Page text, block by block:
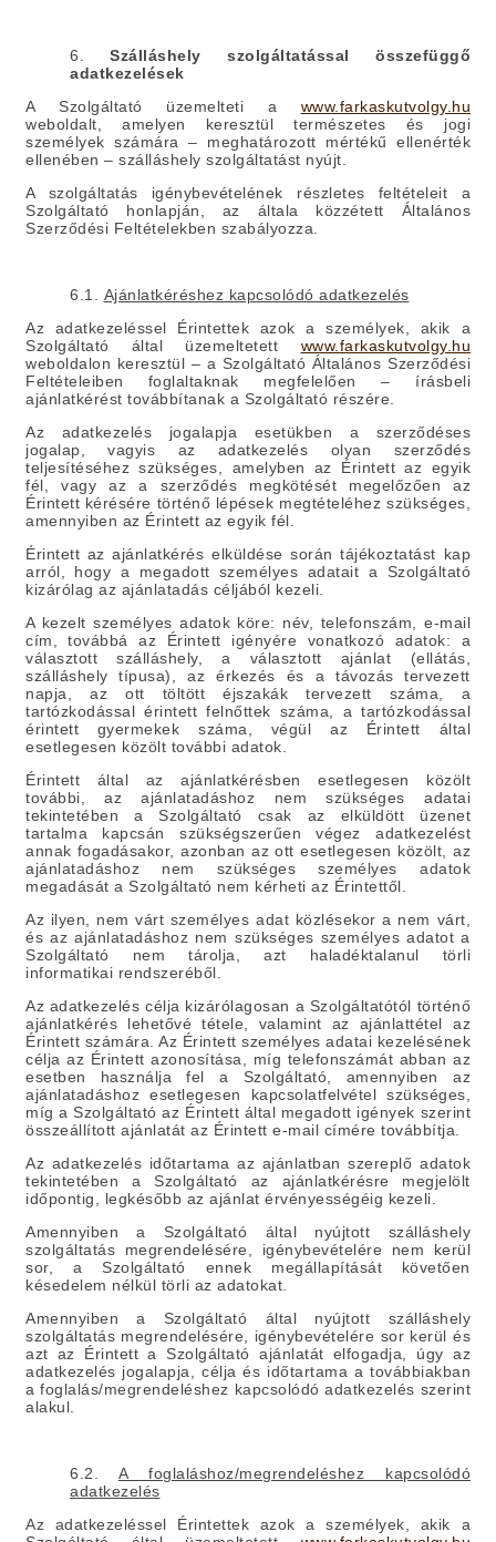
6.Szálláshely szolgáltatással összefüggő
adatkezelések
A Szolgáltató üzemelteti a www.farkaskutvolgy.hu
weboldalt, amelyen keresztül természetes és jogi
személyek számára – meghatározott mértékű ellenérték
ellenében – szálláshely szolgáltatást nyújt.
A szolgáltatás igénybevételének részletes feltételeit a
Szolgáltató honlapján, az általa közzétett Általános
Szerződési Feltételekben szabályozza.
6.1. Ajánlatkéréshez kapcsolódó adatkezelés
Az adatkezeléssel Érintettek azok a személyek, akik a
Szolgáltató által üzemeltetett www.farkaskutvolgy.hu
weboldalon keresztül – a Szolgáltató Általános Szerződési
Feltételeiben foglaltaknak megfelelően – írásbeli
ajánlatkérést továbbítanak a Szolgáltató részére.
Az adatkezelés jogalapja esetükben a szerződéses
jogalap, vagyis az adatkezelés olyan szerződés
teljesítéséhez szükséges, amelyben az Érintett az egyik
fél, vagy az a szerződés megkötését megelőzően az
Érintett kérésére történő lépések megtételéhez szükséges,
amennyiben az Érintett az egyik fél.
Érintett az ajánlatkérés elküldése során tájékoztatást kap
arról, hogy a megadott személyes adatait a Szolgáltató
kizárólag az ajánlatadás céljából kezeli.
A kezelt személyes adatok köre: név, telefonszám, e-mail
cím, továbbá az Érintett igényére vonatkozó adatok: a
választott szálláshely, a választott ajánlat (ellátás,
szálláshely típusa), az érkezés és a távozás tervezett
napja, az ott töltött éjszakák tervezett száma, a
tartózkodással érintett felnőttek száma, a tartózkodással
érintett gyermekek száma, végül az Érintett által
esetlegesen közölt további adatok.
Érintett által az ajánlatkérésben esetlegesen közölt
további, az ajánlatadáshoz nem szükséges adatai
tekintetében a Szolgáltató csak az elküldött üzenet
tartalma kapcsán szükségszerűen végez adatkezelést
annak fogadásakor, azonban az ott esetlegesen közölt, az
ajánlatadáshoz nem szükséges személyes adatok
megadását a Szolgáltató nem kérheti az Érintettől.
Az ilyen, nem várt személyes adat közlésekor a nem várt,
és az ajánlatadáshoz nem szükséges személyes adatot a
Szolgáltató nem tárolja, azt haladéktalanul törli
informatikai rendszeréből.
Az adatkezelés célja kizárólagosan a Szolgáltatótól történő
ajánlatkérés lehetővé tétele, valamint az ajánlattétel az
Érintett számára. Az Érintett személyes adatai kezelésének
célja az Érintett azonosítása, míg telefonszámát abban az
esetben használja fel a Szolgáltató, amennyiben az
ajánlatadáshoz esetlegesen kapcsolatfelvétel szükséges,
míg a Szolgáltató az Érintett által megadott igények szerint
összeállított ajánlatát az Érintett e-mail címére továbbítja.
Az adatkezelés időtartama az ajánlatban szereplő adatok
tekintetében a Szolgáltató az ajánlatkérésre megjelölt
időpontig, legkésőbb az ajánlat érvényességéig kezeli.
Amennyiben a Szolgáltató által nyújtott szálláshely
szolgáltatás megrendelésére, igénybevételére nem kerül
sor, a Szolgáltató ennek megállapítását követően
késedelem nélkül törli az adatokat.
Amennyiben a Szolgáltató által nyújtott szálláshely
szolgáltatás megrendelésére, igénybevételére sor kerül és
azt az Érintett a Szolgáltató ajánlatát elfogadja, úgy az
adatkezelés jogalapja, célja és időtartama a továbbiakban
a foglalás/megrendeléshez kapcsolódó adatkezelés szerint
alakul.
6.2. A foglaláshoz/megrendeléshez kapcsolódó
adatkezelés
Az adatkezeléssel Érintettek azok a személyek, akik a